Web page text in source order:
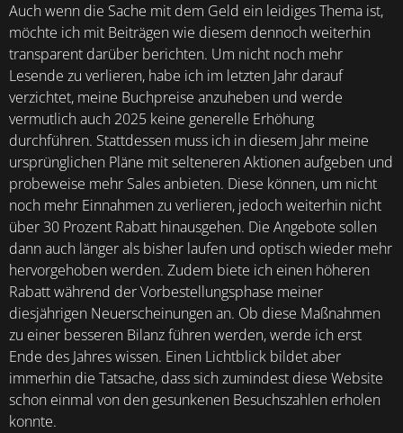
Auch wenn die Sache mit dem Geld ein leidiges Thema ist,
möchte ich mit Beiträgen wie diesem dennoch weiterhin
transparent darüber berichten. Um nicht noch mehr
Lesende zu verlieren, habe ich im letzten Jahr darauf
verzichtet, meine Buchpreise anzuheben und werde
vermutlich auch 2025 keine generelle Erhöhung
durchführen. Stattdessen muss ich in diesem Jahr meine
ursprünglichen Pläne mit selteneren Aktionen aufgeben und
probeweise mehr Sales anbieten. Diese können, um nicht
noch mehr Einnahmen zu verlieren, jedoch weiterhin nicht
über 30 Prozent Rabatt hinausgehen. Die Angebote sollen
dann auch länger als bisher laufen und optisch wieder mehr
hervorgehoben werden. Zudem biete ich einen höheren
Rabatt während der Vorbestellungsphase meiner
diesjährigen Neuerscheinungen an. Ob diese Maßnahmen
zu einer besseren Bilanz führen werden, werde ich erst
Ende des Jahres wissen. Einen Lichtblick bildet aber
immerhin die Tatsache, dass sich zumindest diese Website
schon einmal von den gesunkenen Besuchszahlen erholen
konnte.